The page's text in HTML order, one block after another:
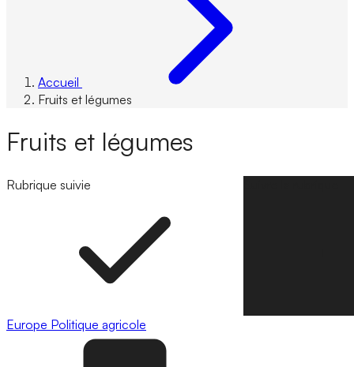
Accueil
Fruits et légumes
Fruits et légumes
Rubrique suivie
Europe Politique agricole